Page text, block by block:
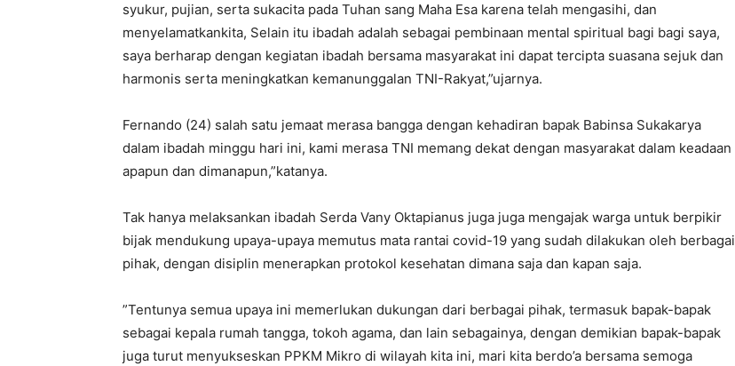
syukur, pujian, serta sukacita pada Tuhan sang Maha Esa karena telah mengasihi, dan
menyelamatkankita, Selain itu ibadah adalah sebagai pembinaan mental spiritual bagi bagi saya,
saya berharap dengan kegiatan ibadah bersama masyarakat ini dapat tercipta suasana sejuk dan
harmonis serta meningkatkan kemanunggalan TNI-Rakyat,”ujarnya.
Fernando (24) salah satu jemaat merasa bangga dengan kehadiran bapak Babinsa Sukakarya
dalam ibadah minggu hari ini, kami merasa TNI memang dekat dengan masyarakat dalam keadaan
apapun dan dimanapun,”katanya.
Tak hanya melaksankan ibadah Serda Vany Oktapianus juga juga mengajak warga untuk berpikir
bijak mendukung upaya-upaya memutus mata rantai covid-19 yang sudah dilakukan oleh berbagai
pihak, dengan disiplin menerapkan protokol kesehatan dimana saja dan kapan saja.
”Tentunya semua upaya ini memerlukan dukungan dari berbagai pihak, termasuk bapak-bapak
sebagai kepala rumah tangga, tokoh agama, dan lain sebagainya, dengan demikian bapak-bapak
juga turut menyukseskan PPKM Mikro di wilayah kita ini, mari kita berdo’a bersama semoga